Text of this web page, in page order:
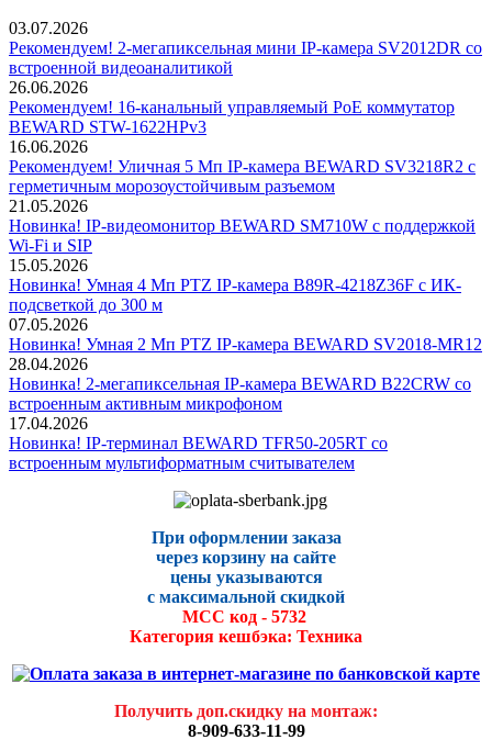
03.07.2026
Рекомендуем! 2-мегапиксельная мини IP-камера SV2012DR со
встроенной видеоаналитикой
26.06.2026
Рекомендуем! 16-канальный управляемый PoE коммутатор
BEWARD STW-1622HPv3
16.06.2026
Рекомендуем! Уличная 5 Мп IP-камера BEWARD SV3218R2 с
герметичным морозоустойчивым разъемом
21.05.2026
Новинка! IP-видеомонитор BEWARD SM710W с поддержкой
Wi-Fi и SIP
15.05.2026
Новинка! Умная 4 Мп PTZ IP-камера B89R-4218Z36F с ИК-
подсветкой до 300 м
07.05.2026
Новинка! Умная 2 Мп PTZ IP-камера BEWARD SV2018-MR12
28.04.2026
Новинка! 2-мегапиксельная IP-камера BEWARD B22CRW со
встроенным активным микрофоном
17.04.2026
Новинка! IP-терминал BEWARD TFR50-205RT со
встроенным мультиформатным считывателем
При оформлении заказа
через корзину на сайте
цены указываются
с максимальной скидкой
МСС код - 5732
Категория кешбэка: Техника
Получить доп.скидку на монтаж:
8-909-633-11-99